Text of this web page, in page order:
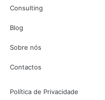
Consulting
Blog
Sobre nós
Contactos
Política de Privacidade